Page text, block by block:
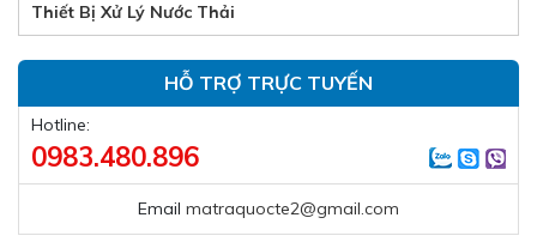
Thiết Bị Xử Lý Nước Thải
HỖ TRỢ TRỰC TUYẾN
Hotline:
0983.480.896
Email matraquocte2@gmail.com